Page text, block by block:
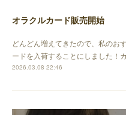
オラクルカード販売開始
どんどん増えてきたので、私のお
ードを入荷することにしました！
2026.03.08 22:46